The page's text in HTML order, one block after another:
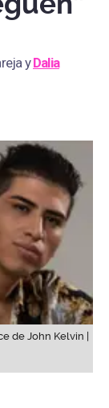
y Dalia
de John Kelvin |